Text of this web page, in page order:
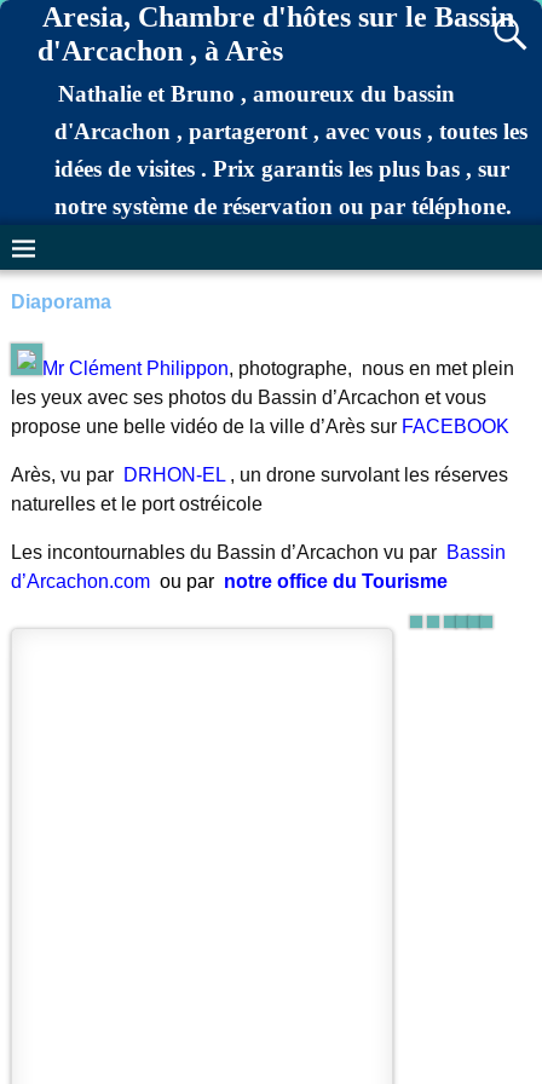
Aresia, Chambre d'hôtes sur le Bassin
d'Arcachon , à Arès
Nathalie et Bruno , amoureux du bassin
d'Arcachon , partageront , avec vous , toutes les
idées de visites . Prix garantis les plus bas , sur
notre système de réservation ou par téléphone.
Diaporama
Mr Clément Philippon, photographe, nous en met plein
les yeux avec ses photos du Bassin d’Arcachon et vous
propose une belle vidéo de la ville d’Arès surFACEBOOK
Arès, vu par DRHON-EL, un drone survolant les réserves
naturelles et le port ostréicole
Les incontournables du Bassin d’Arcachon vu par Bassin
d’Arcachon.com ou par notre office du Tourisme